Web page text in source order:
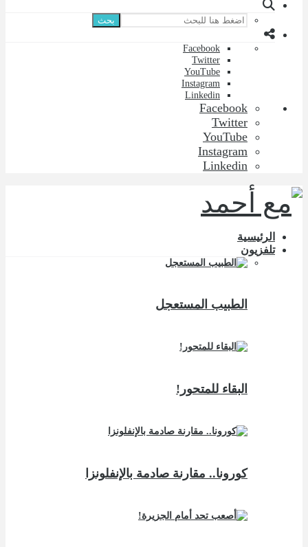
بحث
Facebook
Twitter
YouTube
Instagram
Linkedin
Facebook
Twitter
YouTube
Instagram
Linkedin
الرئيسية
تلفزيون
الطبيب المستعجل
البقاء للمتحور!
كورونا.. مقارنة صادمة بالإنفلونزا